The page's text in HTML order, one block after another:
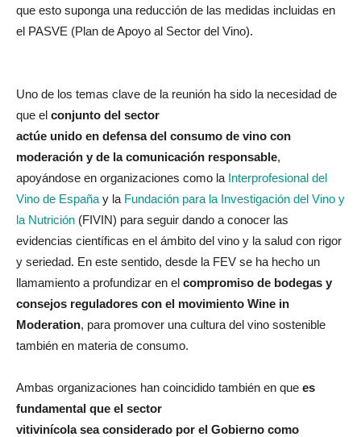
que esto suponga una reducción de las medidas incluidas en
el PASVE (Plan de Apoyo al Sector del Vino).
Uno de los temas clave de la reunión ha sido la necesidad de
que el conjunto del sector
actúe unido en defensa del consumo de vino con
moderación y de la comunicación responsable,
apoyándose en organizaciones como la Interprofesional del
Vino de España y la Fundación para la Investigación del Vino y
la Nutrición (FIVIN) para seguir dando a conocer las
evidencias científicas en el ámbito del vino y la salud con rigor
y seriedad. En este sentido, desde la FEV se ha hecho un
llamamiento a profundizar en el compromiso de bodegas y
consejos reguladores con el movimiento Wine in
Moderation, para promover una cultura del vino sostenible
también en materia de consumo.
Ambas organizaciones han coincidido también en que es
fundamental que el sector
vitivinícola sea considerado por el Gobierno como